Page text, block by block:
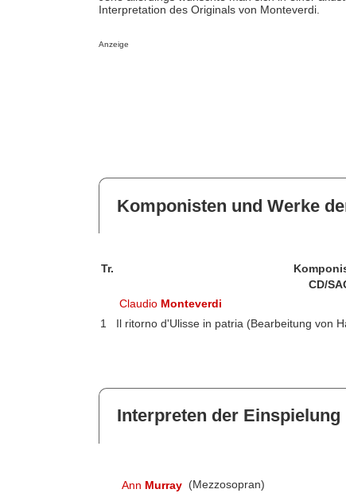
Interpretation des Originals von Monteverdi.
Anzeige
Komponisten und Werke
Tr.
CD/
Claudio Monteverdi
1
Il ritorno d'Ulisse in patria (Bearbeitung von
Interpreten der Einspielung
Ann Murray (Mezzosopran)